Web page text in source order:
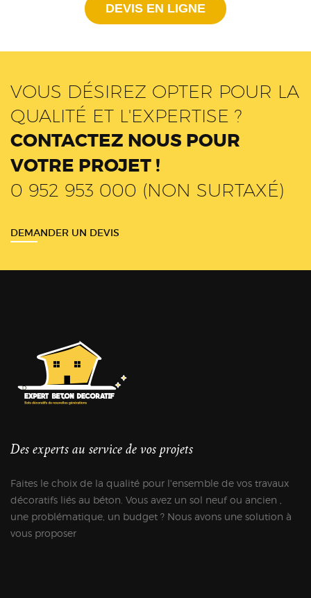
DEVIS EN LIGNE
VOUS DÉSIREZ OPTER POUR LA
QUALITÉ ET L'EXPERTISE ?
CONTACTEZ NOUS POUR
VOTRE PROJET !
0 952 953 000 (NON SURTAXÉ)
DEMANDER UN DEVIS
Des experts au service de vos projets
Faites le choix de la qualité pour l'ensemble de vos travaux
décoratifs liés au béton. Vous avez un sol neuf ou ancien ,
une problématique, un budget ? Nous avons une solution à
vous proposer